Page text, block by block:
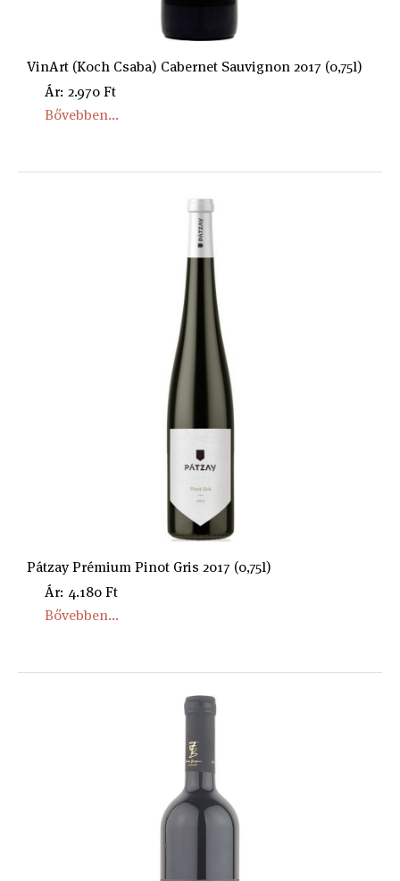
VinArt (Koch Csaba) Cabernet Sauvignon 2017 (0,75l)
Ár: 2.970 Ft
Bővebben...
Pátzay Prémium Pinot Gris 2017 (0,75l)
Ár: 4.180 Ft
Bővebben...